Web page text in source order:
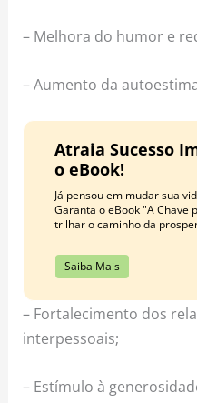
– Melhora do humor e
– Aumento da
Atraia Sucesso
o eBook!
Já pensou em mudar sua
Garanta o eBook "A Chave
trilhar o caminho da
Saiba Mais
– Fortalecimento dos
interpessoais;
– Estímulo à